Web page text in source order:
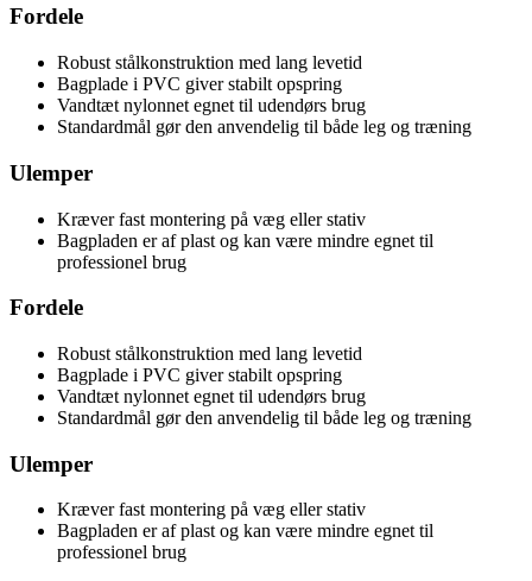
Fordele
Robust stålkonstruktion med lang levetid
Bagplade i PVC giver stabilt opspring
Vandtæt nylonnet egnet til udendørs brug
Standardmål gør den anvendelig til både leg og træning
Ulemper
Kræver fast montering på væg eller stativ
Bagpladen er af plast og kan være mindre egnet til
professionel brug
Fordele
Robust stålkonstruktion med lang levetid
Bagplade i PVC giver stabilt opspring
Vandtæt nylonnet egnet til udendørs brug
Standardmål gør den anvendelig til både leg og træning
Ulemper
Kræver fast montering på væg eller stativ
Bagpladen er af plast og kan være mindre egnet til
professionel brug